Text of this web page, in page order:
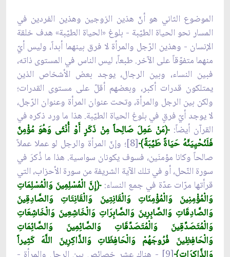
الموضوع الثاني هو أنّ هذين الزوجين وهذين الفردين في
المسار نحو الحياة الطيّبة - بلوغ «الحياة الطيّبة» هدف خلقة
الإنسان - وهذين الرّجل والمرأة لا فرق بينهما أبداً، وليس أيّ
منهما متفوّقاً على الآخر. طبعاً، ليس الناس في المستوى ذاته،
فبين النساء، وبين الرجال، يوجد بعض الأشخاص الذين
يمتلكون قدرات أكبر، وبعضهم أقلّ على مستوى القدرات؛
ولكن بين الرجل والمرأة، وتحت عنوان المرأة وعنوان الرّجل،
لا يوجد أيّ فرقٍ في بلوغ الحياة الطيّبة. هذا ما ورد ذكره في
القرآن أيضاً:﴿مَنْ عَمِلَ صَالِحاً مِنْ ذَكَرٍ أَوْ أُنْثَى وَهُوَ مُؤْمِنٌ
فَلَنُحْيِيَنَّهُ حَيَاةً طَيِّبَةً﴾ [8]؛ وإنّ المرأة والرجل لو عملا عملاً
صالحاً وكانا مؤمنَين، فسوف يكونان سواسية. هذا ما ذُكرَ في
سورة النّحل، أو في تلك الآية الشريفة من سورة الأحزاب، التي
قرأتها مرّات عدّة في جمع النساء:﴿إِنَّ الْمُسْلِمِينَ وَالْمُسْلِمَاتِ
وَالْمُؤْمِنِينَ وَالْمُؤْمِنَاتِ وَالْقَانِتِينَ وَالْقَانِتَاتِ وَالصَّادِقِينَ
وَالصَّادِقَاتِ وَالصَّابِرِينَ وَالصَّابِرَاتِ وَالْخَاشِعِينَ وَالْخَاشِعَاتِ
وَالْمُتَصَدِّقِينَ وَالْمُتَصَدِّقَاتِ وَالصَّائِمِينَ وَالصَّائِمَاتِ
وَالْحَافِظِينَ فُرُوجَهُمْ وَالْحَافِظَاتِ وَالذَّاكِرِينَ اللَّهَ كَثِيراً